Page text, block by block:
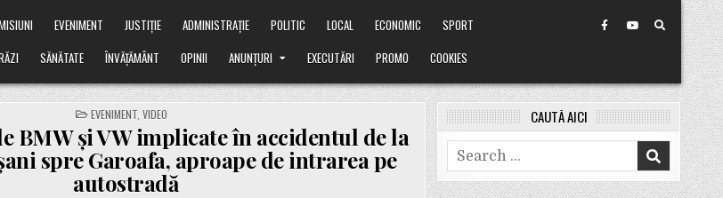
EVENIMENT JUSTIȚIE ADMINISTRAȚIE POLITIC LOCAL ECONOMIC
SPORT
SĂNĂTATE ÎNVĂȚĂMÂNT OPINII ANUNȚURI EXECUTĂRI PROMO COOKIES
POSTED
IN
EVENIMENT, VIDEO
BMW și VW implicate în accidentul de la
spre Garoafa, aproape de intrarea pe
autostradă
CAUTĂ AICI
Search
for: